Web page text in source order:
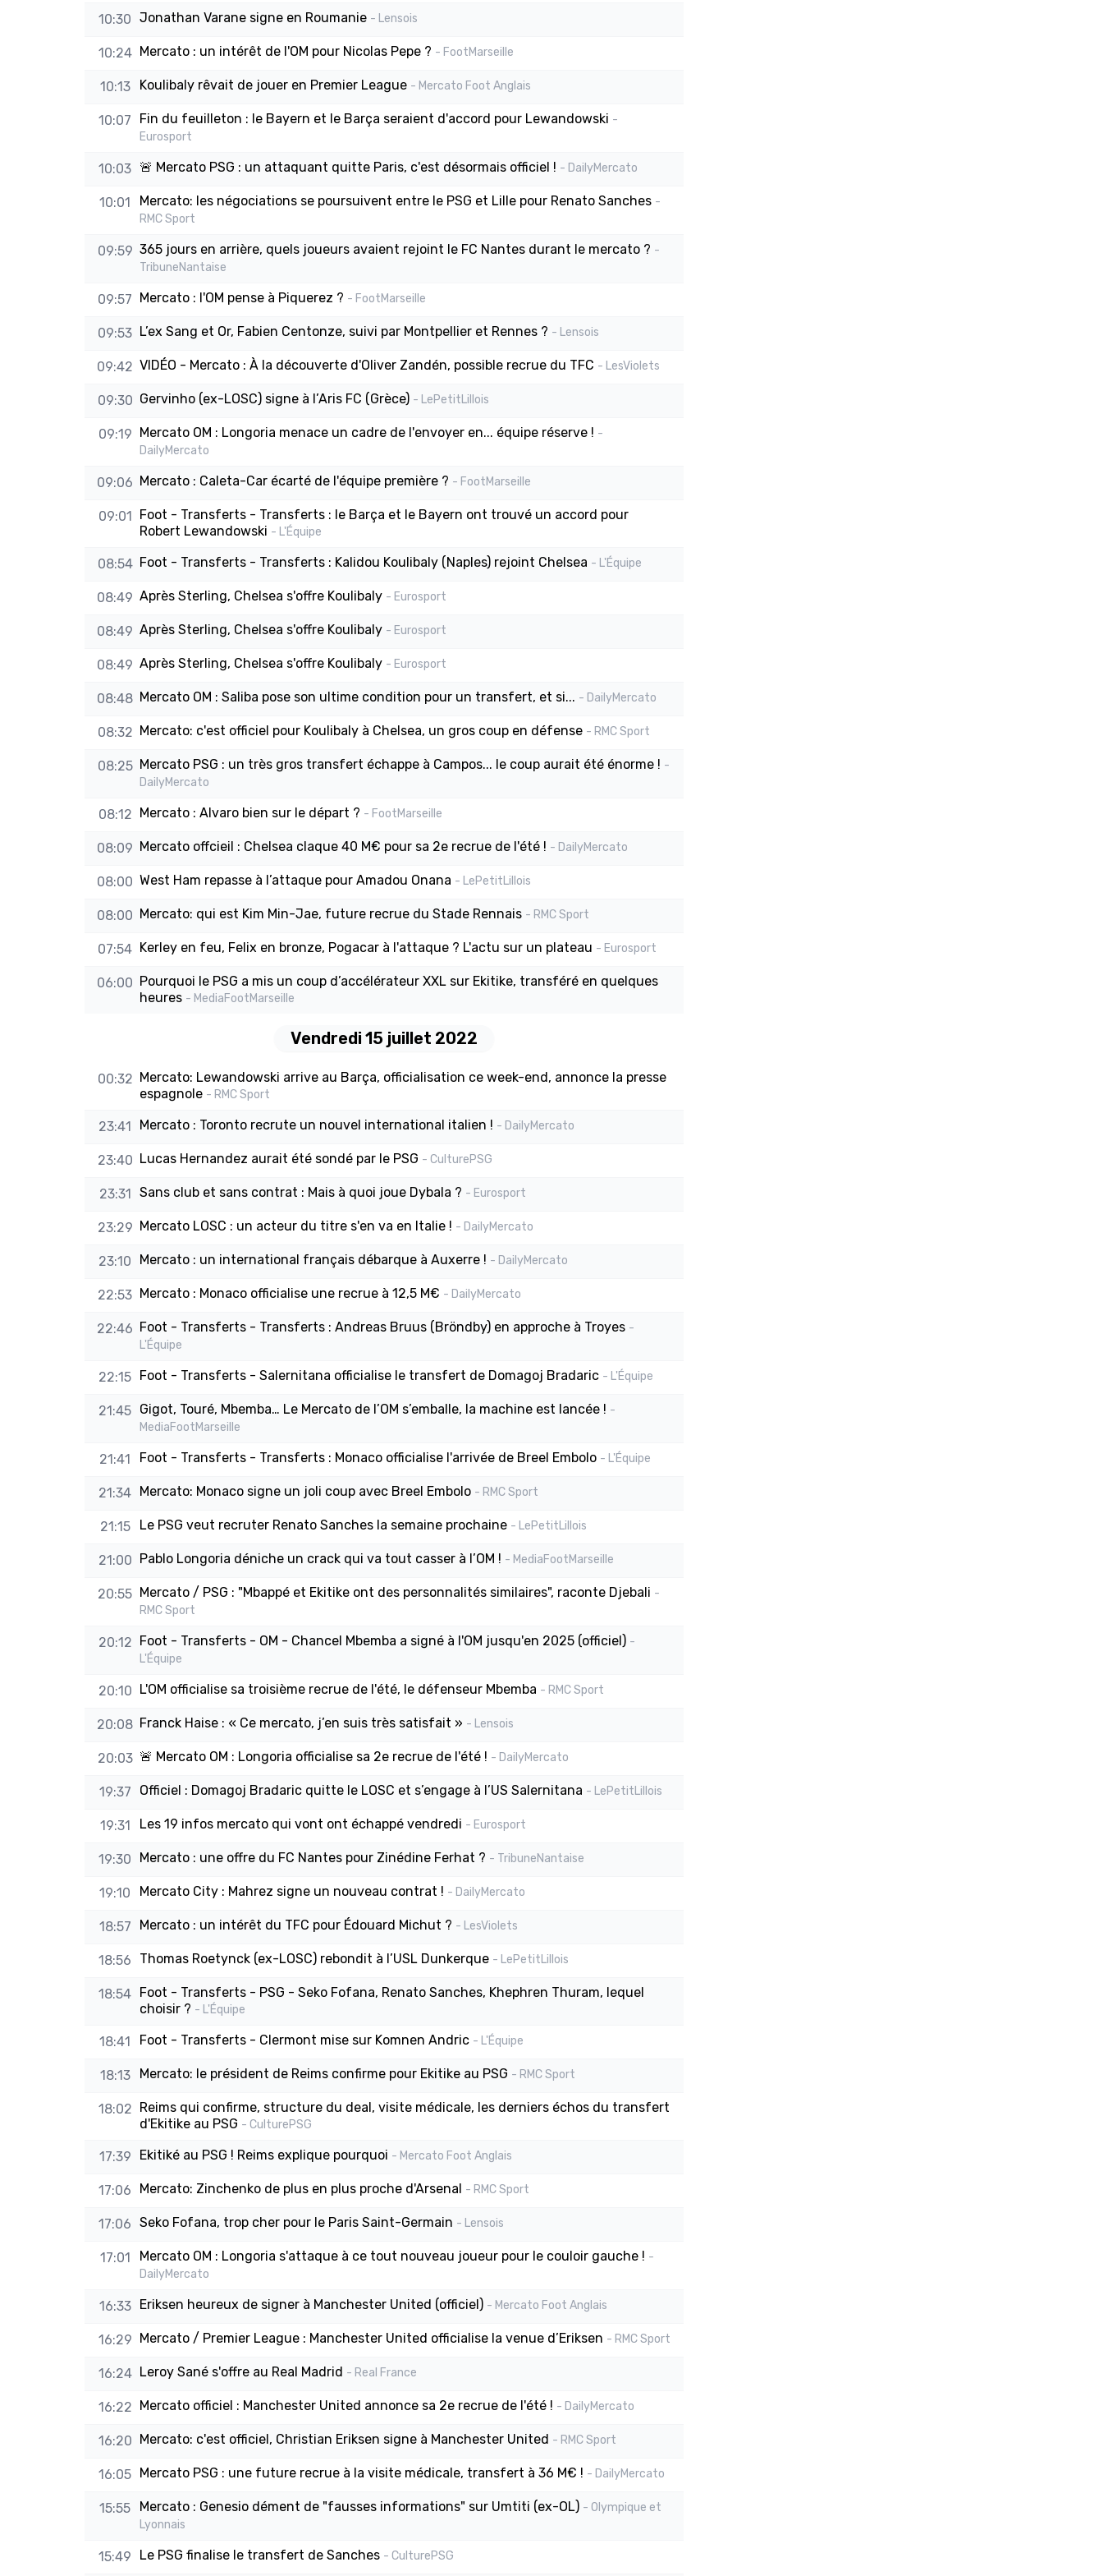
10:30 Jonathan Varane signe en Roumanie - Lensois
10:24 Mercato : un intérêt de l'OM pour Nicolas Pepe ? - FootMarseille
10:13 Koulibaly rêvait de jouer en Premier League - Mercato Foot Anglais
10:07 Fin du feuilleton : le Bayern et le Barça seraient d'accord pour Lewandowski -
Eurosport
10:03 🚨 Mercato PSG : un attaquant quitte Paris, c'est désormais officiel ! - DailyMercato
10:01 Mercato: les négociations se poursuivent entre le PSG et Lille pour Renato Sanches -
RMC Sport
09:59 365 jours en arrière, quels joueurs avaient rejoint le FC Nantes durant le mercato ? -
TribuneNantaise
09:57 Mercato : l'OM pense à Piquerez ? - FootMarseille
09:53 L’ex Sang et Or, Fabien Centonze, suivi par Montpellier et Rennes ? - Lensois
09:42 VIDÉO - Mercato : À la découverte d'Oliver Zandén, possible recrue du TFC - LesViolets
09:30 Gervinho (ex-LOSC) signe à l’Aris FC (Grèce) - LePetitLillois
09:19 Mercato OM : Longoria menace un cadre de l'envoyer en... équipe réserve ! -
DailyMercato
09:06 Mercato : Caleta-Car écarté de l'équipe première ? - FootMarseille
09:01 Foot - Transferts - Transferts : le Barça et le Bayern ont trouvé un accord pour
Robert Lewandowski - L'Équipe
08:54 Foot - Transferts - Transferts : Kalidou Koulibaly (Naples) rejoint Chelsea - L'Équipe
08:49 Après Sterling, Chelsea s'offre Koulibaly - Eurosport
08:49 Après Sterling, Chelsea s'offre Koulibaly - Eurosport
08:49 Après Sterling, Chelsea s'offre Koulibaly - Eurosport
08:48 Mercato OM : Saliba pose son ultime condition pour un transfert, et si... - DailyMercato
08:32 Mercato: c'est officiel pour Koulibaly à Chelsea, un gros coup en défense - RMC Sport
08:25 Mercato PSG : un très gros transfert échappe à Campos... le coup aurait été énorme ! -
DailyMercato
08:12 Mercato : Alvaro bien sur le départ ? - FootMarseille
08:09 Mercato offcieil : Chelsea claque 40 M€ pour sa 2e recrue de l'été ! - DailyMercato
08:00 West Ham repasse à l’attaque pour Amadou Onana - LePetitLillois
08:00 Mercato: qui est Kim Min-Jae, future recrue du Stade Rennais - RMC Sport
07:54 Kerley en feu, Felix en bronze, Pogacar à l'attaque ? L'actu sur un plateau - Eurosport
06:00 Pourquoi le PSG a mis un coup d’accélérateur XXL sur Ekitike, transféré en quelques
heures - MediaFootMarseille
Vendredi 15 juillet 2022
00:32 Mercato: Lewandowski arrive au Barça, officialisation ce week-end, annonce la presse
espagnole - RMC Sport
23:41 Mercato : Toronto recrute un nouvel international italien ! - DailyMercato
23:40 Lucas Hernandez aurait été sondé par le PSG - CulturePSG
23:31 Sans club et sans contrat : Mais à quoi joue Dybala ? - Eurosport
23:29 Mercato LOSC : un acteur du titre s'en va en Italie ! - DailyMercato
23:10 Mercato : un international français débarque à Auxerre ! - DailyMercato
22:53 Mercato : Monaco officialise une recrue à 12,5 M€ - DailyMercato
22:46 Foot - Transferts - Transferts : Andreas Bruus (Bröndby) en approche à Troyes -
L'Équipe
22:15 Foot - Transferts - Salernitana officialise le transfert de Domagoj Bradaric - L'Équipe
21:45 Gigot, Touré, Mbemba… Le Mercato de l’OM s’emballe, la machine est lancée ! -
MediaFootMarseille
21:41 Foot - Transferts - Transferts : Monaco officialise l'arrivée de Breel Embolo - L'Équipe
21:34 Mercato: Monaco signe un joli coup avec Breel Embolo - RMC Sport
21:15 Le PSG veut recruter Renato Sanches la semaine prochaine - LePetitLillois
21:00 Pablo Longoria déniche un crack qui va tout casser à l’OM ! - MediaFootMarseille
20:55 Mercato / PSG : "Mbappé et Ekitike ont des personnalités similaires", raconte Djebali -
RMC Sport
20:12 Foot - Transferts - OM - Chancel Mbemba a signé à l'OM jusqu'en 2025 (officiel) -
L'Équipe
20:10 L'OM officialise sa troisième recrue de l'été, le défenseur Mbemba - RMC Sport
20:08 Franck Haise : « Ce mercato, j’en suis très satisfait » - Lensois
20:03 🚨 Mercato OM : Longoria officialise sa 2e recrue de l'été ! - DailyMercato
19:37 Officiel : Domagoj Bradaric quitte le LOSC et s’engage à l’US Salernitana - LePetitLillois
19:31 Les 19 infos mercato qui vont ont échappé vendredi - Eurosport
19:30 Mercato : une offre du FC Nantes pour Zinédine Ferhat ? - TribuneNantaise
19:10 Mercato City : Mahrez signe un nouveau contrat ! - DailyMercato
18:57 Mercato : un intérêt du TFC pour Édouard Michut ? - LesViolets
18:56 Thomas Roetynck (ex-LOSC) rebondit à l’USL Dunkerque - LePetitLillois
18:54 Foot - Transferts - PSG - Seko Fofana, Renato Sanches, Khephren Thuram, lequel
choisir ? - L'Équipe
18:41 Foot - Transferts - Clermont mise sur Komnen Andric - L'Équipe
18:13 Mercato: le président de Reims confirme pour Ekitike au PSG - RMC Sport
18:02 Reims qui confirme, structure du deal, visite médicale, les derniers échos du transfert
d'Ekitike au PSG - CulturePSG
17:39 Ekitiké au PSG ! Reims explique pourquoi - Mercato Foot Anglais
17:06 Mercato: Zinchenko de plus en plus proche d'Arsenal - RMC Sport
17:06 Seko Fofana, trop cher pour le Paris Saint-Germain - Lensois
17:01 Mercato OM : Longoria s'attaque à ce tout nouveau joueur pour le couloir gauche ! -
DailyMercato
16:33 Eriksen heureux de signer à Manchester United (officiel) - Mercato Foot Anglais
16:29 Mercato / Premier League : Manchester United officialise la venue d’Eriksen - RMC Sport
16:24 Leroy Sané s'offre au Real Madrid - Real France
16:22 Mercato officiel : Manchester United annonce sa 2e recrue de l'été ! - DailyMercato
16:20 Mercato: c'est officiel, Christian Eriksen signe à Manchester United - RMC Sport
16:05 Mercato PSG : une future recrue à la visite médicale, transfert à 36 M€ ! - DailyMercato
15:55 Mercato : Genesio dément de "fausses informations" sur Umtiti (ex-OL) - Olympique et
Lyonnais
15:49 Le PSG finalise le transfert de Sanches - CulturePSG